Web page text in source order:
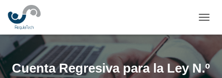
Cuenta Regresiva para la Ley N.º